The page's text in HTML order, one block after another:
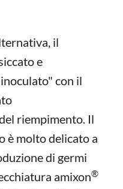
il
e
con il
riempimento. Il
è molto delicato a
di germi
amixon®